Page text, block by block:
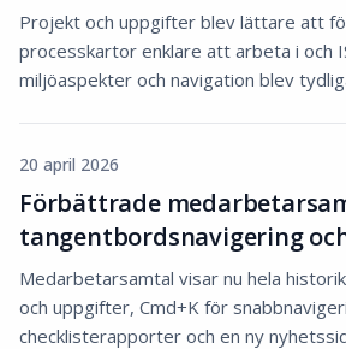
Projekt och uppgifter blev lättare att
processkartor enklare att arbeta i och
miljöaspekter och navigation blev
20 april 2026
Förbättrade
tangentbordsnavigering
Medarbetarsamtal visar nu hela
och uppgifter, Cmd+K för
checklisterapporter och en ny